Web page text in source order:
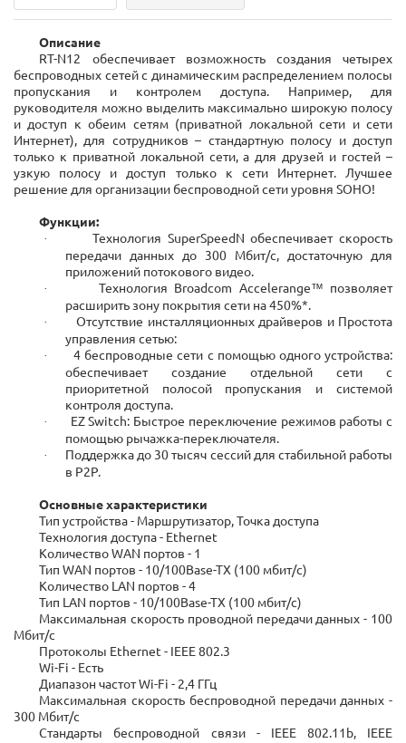
Описание
RT-N12 обеспечивает возможность создания четырех
беспроводных сетей с динамическим распределением полосы
пропускания и контролем доступа. Например, для
руководителя можно выделить максимально широкую полосу
и доступ к обеим сетям (приватной локальной сети и сети
Интернет), для сотрудников – стандартную полосу и доступ
только к приватной локальной сети, а для друзей и гостей –
узкую полосу и доступ только к сети Интернет. Лучшее
решение для организации беспроводной сети уровня SOHO!
Функции:
·
Технология SuperSpeedN обеспечивает скорость
передачи данных до 300 Мбит/с, достаточную для
приложений потокового видео.
·
Технология Broadcom Accelerange™ позволяет
расширить зону покрытия сети на 450%*.
·
Отсутствие инсталляционных драйверов и Простота
управления сетью:
·
4 беспроводные сети с помощью одного устройства:
обеспечивает создание отдельной сети с
приоритетной полосой пропускания и системой
контроля доступа.
·
EZ Switch: Быстрое переключение режимов работы с
помощью рычажка-переключателя.
·
Поддержка до 30 тысяч сессий для стабильной работы
в P2P.
Основные характеристики
Тип устройства - Маршрутизатор, Точка доступа
Технология доступа - Ethernet
Количество WAN портов - 1
Тип WAN портов - 10/100Base-TX (100 мбит/с)
Количество LAN портов - 4
Тип LAN портов - 10/100Base-TX (100 мбит/с)
Максимальная скорость проводной передачи данных - 100
Мбит/с
Протоколы Ethernet - IEEE 802.3
Wi-Fi - Есть
Диапазон частот Wi-Fi - 2,4 ГГц
Максимальная скорость беспроводной передачи данных -
300 Мбит/с
Стандарты беспроводной связи - IEEE 802.11b, IEEE